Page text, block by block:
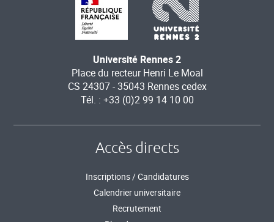
Université Rennes 2
Place du recteur Henri Le Moal
CS 24307 - 35043 Rennes cedex
Tél. : +33 (0)2 99 14 10 00
Accès directs
Inscriptions / Candidatures
Calendrier universitaire
Recrutement